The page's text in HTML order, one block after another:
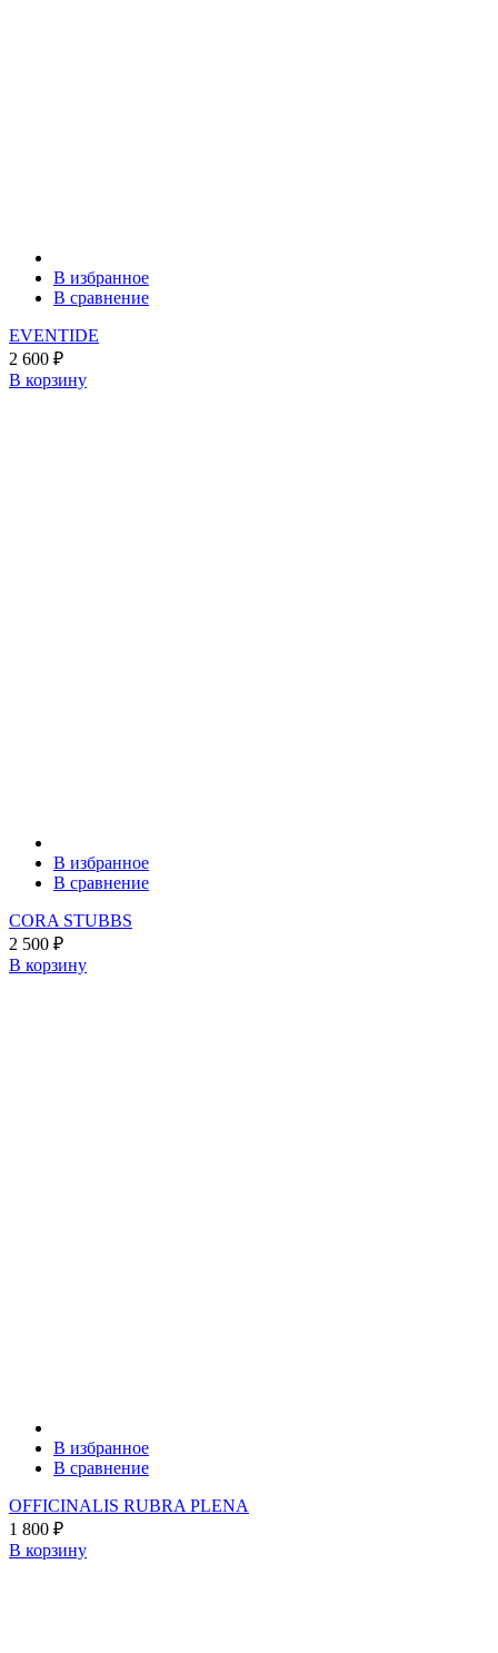
В избранное
В сравнение
EVENTIDE
2 600 ₽
В корзину
В избранное
В сравнение
CORA STUBBS
2 500 ₽
В корзину
В избранное
В сравнение
OFFICINALIS RUBRA PLENA
1 800 ₽
В корзину